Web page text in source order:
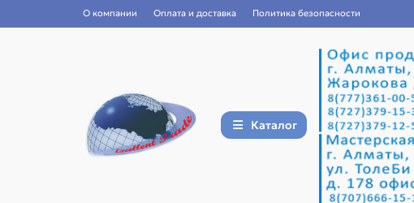
О компании Оплата и доставка Политика безопасности
Каталог